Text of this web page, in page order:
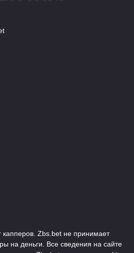
Zbs.bet не принимает
на деньги. Все сведения на сайте